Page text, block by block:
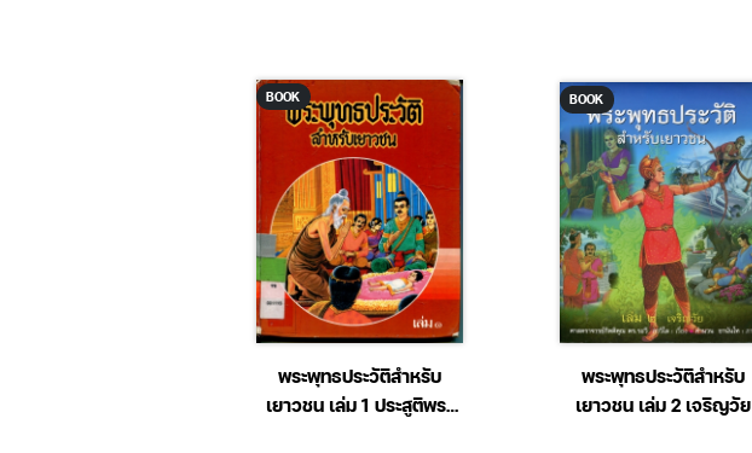
BOOK
พระพุทธประวัติสำหรับ
เยาวชน เล่ม 1 ประสูติพระ
BOOK
พระพุทธประวัติสำหรับ
เยาวชน เล่ม 2 เจริญวัย